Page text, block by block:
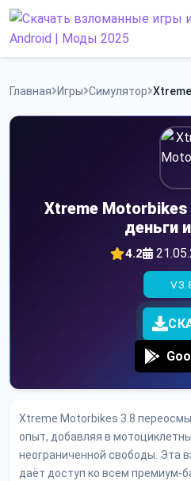
Skip
Программы
Главная Игры Симулятор
Xtreme Motorbikes
деньги
4.2
Xtreme Motorbikes 3.8
опыт, добавляя в
неограниченной свободы. Эта
даёт доступ ко всем премиум-